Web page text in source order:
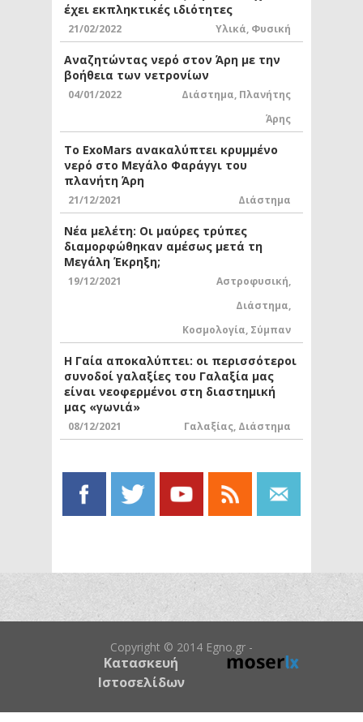
έχει εκπληκτικές ιδιότητες
21/02/2022 Υλικά, Φυσική
Αναζητώντας νερό στον Άρη με την
βοήθεια των νετρονίων
04/01/2022 Διάστημα, Πλανήτης
Άρης
Το ExoMars ανακαλύπτει κρυμμένο
νερό στο Μεγάλο Φαράγγι του
πλανήτη Άρη
21/12/2021 Διάστημα
Νέα μελέτη: Οι μαύρες τρύπες
διαμορφώθηκαν αμέσως μετά τη
Μεγάλη Έκρηξη;
19/12/2021 Αστροφυσική,
Διάστημα,
Κοσμολογία, Σύμπαν
Η Γαία αποκαλύπτει: οι περισσότεροι
συνοδοί γαλαξίες του Γαλαξία μας
είναι νεοφερμένοι στη διαστημική
μας «γωνιά»
08/12/2021 Γαλαξίας, Διάστημα
Copyright © 2014 Egno.gr -
Κατασκευή
Ιστοσελίδων